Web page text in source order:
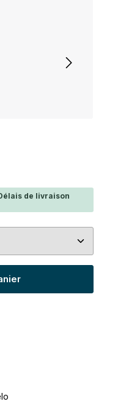
de livraison
la quantité